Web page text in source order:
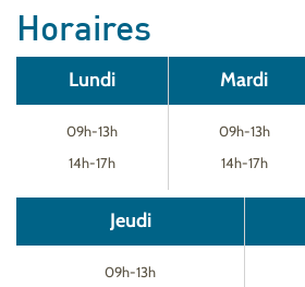
Horaires
Lundi
09h-13h
14h-17h
Mardi
09h-13h
14h-17h
Jeudi
09h-13h